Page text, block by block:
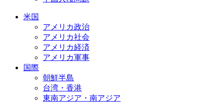
米国
アメリカ政治
アメリカ社会
アメリカ経済
アメリカ軍事
国際
朝鮮半島
台湾・香港
東南アジア・南アジア